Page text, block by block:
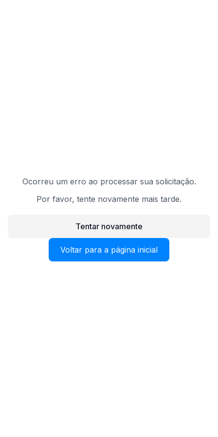
Ocorreu um erro ao processar sua solicitação.
Por favor, tente novamente mais tarde.
Tentar novamente
Voltar para a página inicial